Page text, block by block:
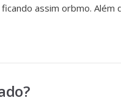
assim orbmo. Além